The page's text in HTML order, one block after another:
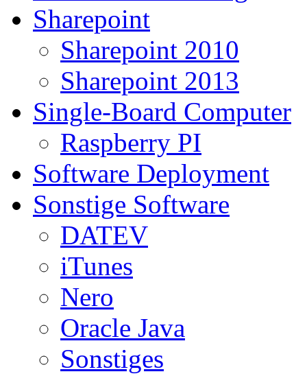
Sharepoint
Sharepoint 2010
Sharepoint 2013
Single-Board Computer
Raspberry PI
Software Deployment
Sonstige Software
DATEV
iTunes
Nero
Oracle Java
Sonstiges